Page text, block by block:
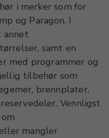
i merker som for
og Paragon. I
annet
samt en
med programmer og
tilbehør som
brennplater,
Vennligst
mangler